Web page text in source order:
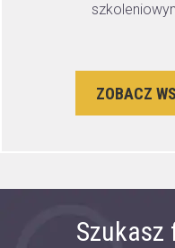
ZOBACZ
Szukasz